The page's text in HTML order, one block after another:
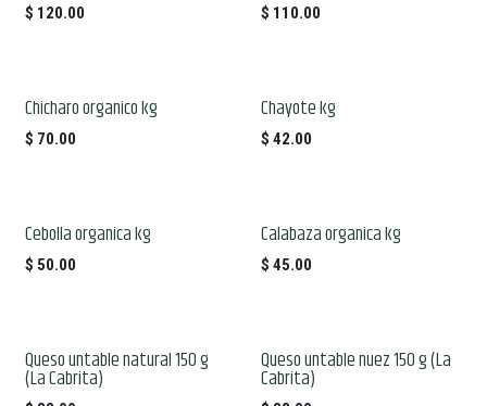
$ 120.00 $ 110.00
Chicharo organico kg
$ 70.00
Chayote kg
$ 42.00
Cebolla organica kg
$ 50.00
Calabaza organica kg
$ 45.00
Queso untable natural 150 g
(La Cabrita)
Queso untable nuez 150 g (La
Cabrita)